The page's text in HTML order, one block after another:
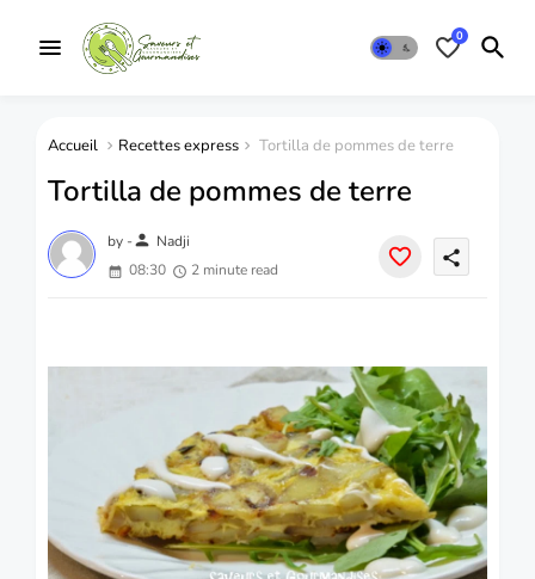
0
Accueil Recettes express Tortilla de pommes de terre
Tortilla de pommes de terre
by -person Nadji
08:30
2 minute read
share